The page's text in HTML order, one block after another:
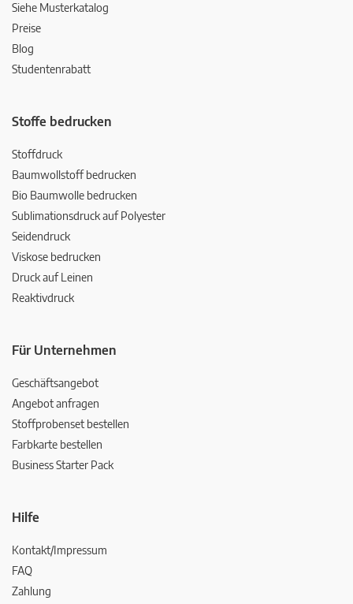
Siehe Musterkatalog
Preise
Blog
Studentenrabatt
Stoffe bedrucken
Stoffdruck
Baumwollstoff bedrucken
Bio Baumwolle bedrucken
Sublimationsdruck auf Polyester
Seidendruck
Viskose bedrucken
Druck auf Leinen
Reaktivdruck
Für Unternehmen
Geschäftsangebot
Angebot anfragen
Stoffprobenset bestellen
Farbkarte bestellen
Business Starter Pack
Hilfe
Kontakt/Impressum
FAQ
Zahlung